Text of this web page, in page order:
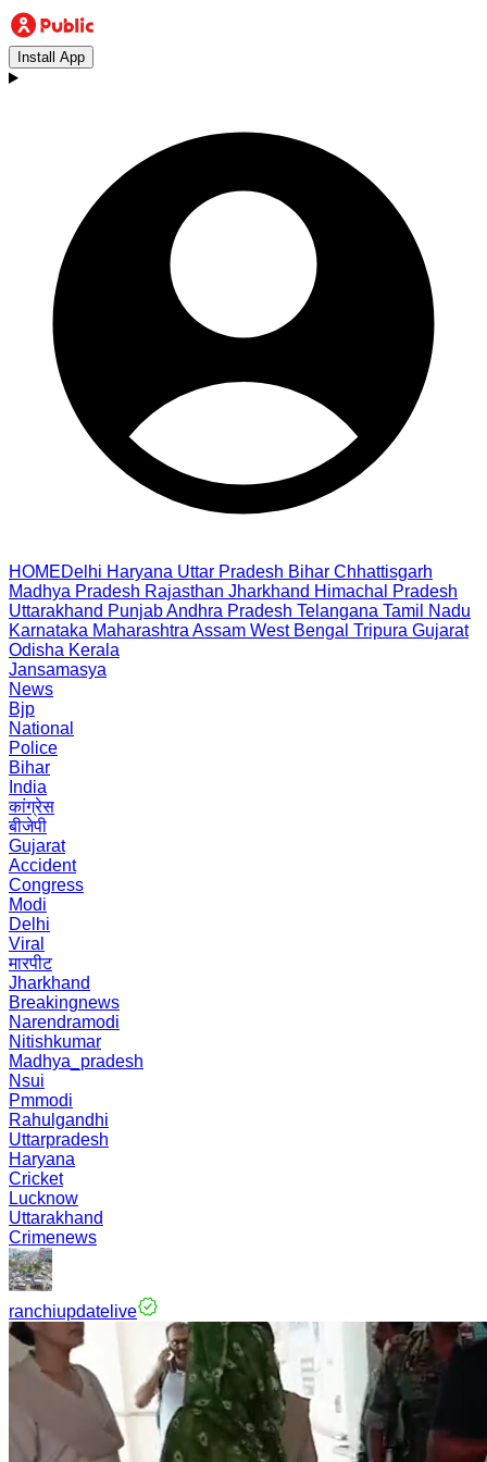
Install App
HOMEDelhi Haryana Uttar Pradesh Bihar Chhattisgarh
Madhya Pradesh Rajasthan Jharkhand Himachal Pradesh
Uttarakhand PunjabAndhra Pradesh Telangana Tamil Nadu
Karnataka Maharashtra Assam West Bengal Tripura Gujarat
Odisha Kerala
Jansamasya
News
Bjp
National
Police
Bihar
India
कांग्रेस
बीजेपी
Gujarat
Accident
Congress
Modi
Delhi
Viral
मारपीट
Jharkhand
Breakingnews
Narendramodi
Nitishkumar
Madhya_pradesh
Nsui
Pmmodi
Rahulgandhi
Uttarpradesh
Haryana
Cricket
Lucknow
Uttarakhand
Crimenews
ranchiupdatelive